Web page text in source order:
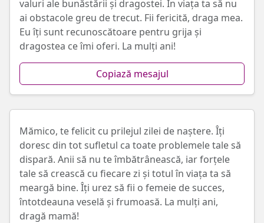
valuri ale bunăstării și dragostei. În viața ta să nu
ai obstacole greu de trecut. Fii fericită, draga mea.
Eu îți sunt recunoscătoare pentru grija și
dragostea ce îmi oferi. La mulți ani!
Copiază mesajul
Mămico, te felicit cu prilejul zilei de naștere. Îți
doresc din tot sufletul ca toate problemele tale să
dispară. Anii să nu te îmbătrânească, iar forțele
tale să crească cu fiecare zi și totul în viața ta să
meargă bine. Îți urez să fii o femeie de succes,
întotdeauna veselă și frumoasă. La mulți ani,
dragă mamă!